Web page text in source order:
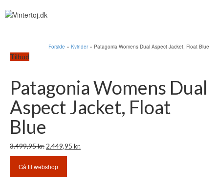
Forside » Kvinder » Patagonia Womens Dual Aspect Jacket, Float Blue
Tilbud
Patagonia Womens Dual
Aspect Jacket, Float
Blue
3.499,95kr. Den
oprindelige
pris
2.449,95 kr.
Gå til webshop